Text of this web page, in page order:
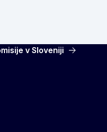
v Sloveniji